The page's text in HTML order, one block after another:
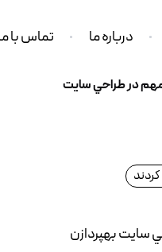
درباره ما تماس با
در طراحي سايت
سايت بهپردازن